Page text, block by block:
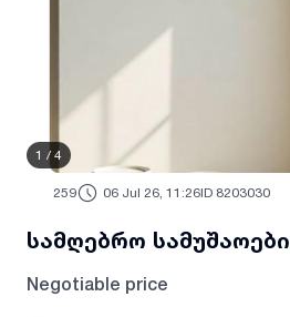
1 / 4
259 06 Jul 26, 11:26ID 8203030
სამღებრო სამუშაოები
Negotiable price